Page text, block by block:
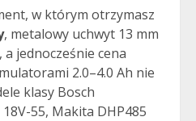
w którym otrzymasz
, metalowy uchwyt 13 mm
jednocześnie cena
2.0–4.0 Ah nie
klasy Bosch
55, Makita DHP485